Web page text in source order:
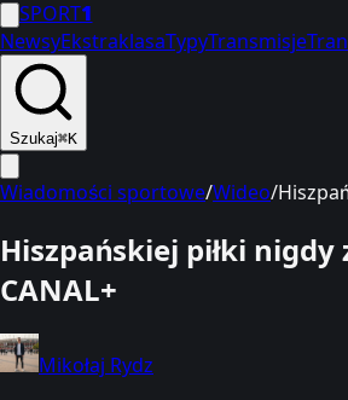
SPORT1
NewsyEkstraklasaTypyTransmisje
Szukaj⌘K
Wiadomości sportowe/Wideo/
Hiszpańskiej piłki nigdy
CANAL+
Mikołaj Rydz